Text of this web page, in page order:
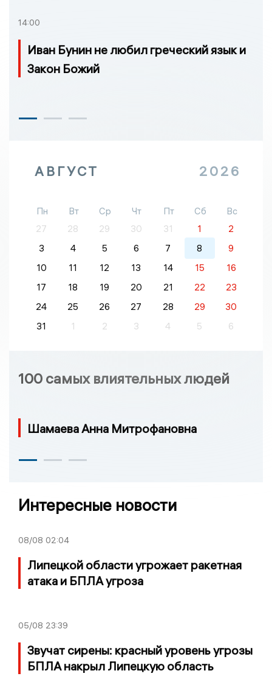
14:00
Иван Бунин не любил греческий язык и
Закон Божий
АВГУСТ 2026
Пн Вт Ср Чт Пт Сб
Вс
27
28 29 30 31 1
2
3
4 5 6 7 8
9
10
11 12 13 14 15
16
17
18 19 20 21 22
23
24
25 26 27 28 29
30
31
1 2 3 4 5 6
100 самых влиятельных людей
Шамаева Анна Митрофановна
Интересные новости
08/08 02:04
Липецкой области угрожает ракетная
атака и БПЛА угроза
05/08 23:39
Звучат сирены: красный уровень угрозы
БПЛА накрыл Липецкую область